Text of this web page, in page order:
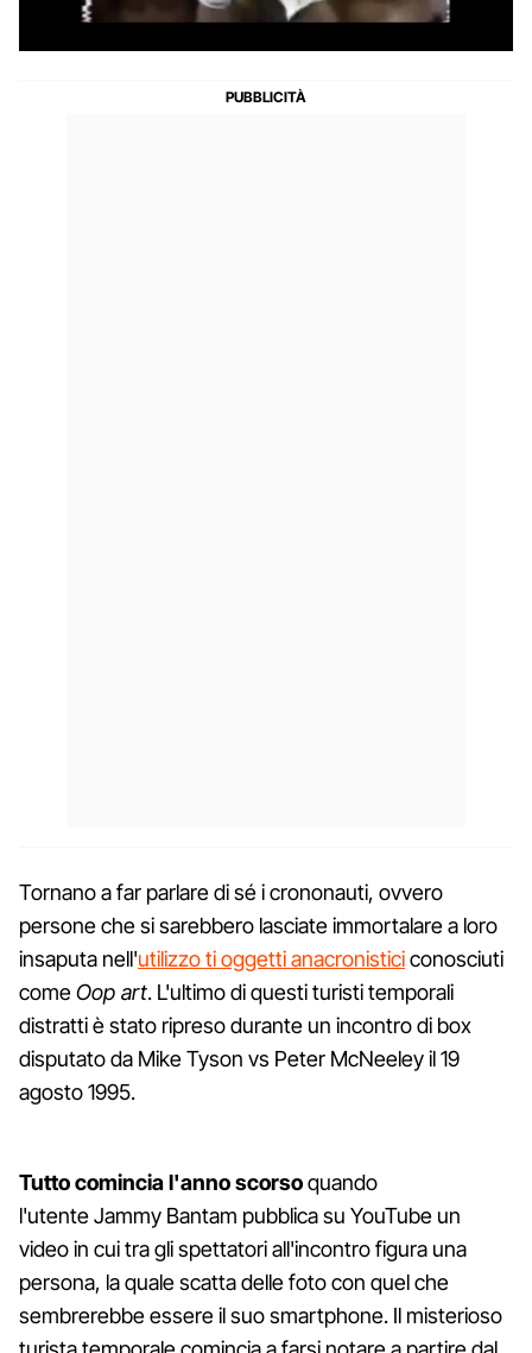
Tornano a far parlare di sé i crononauti, ovvero
persone che si sarebbero lasciate immortalare a loro
insaputa nell'utilizzo ti oggetti anacronisticiconosciuti
comeOop art. L'ultimo di questi turisti temporali
distratti è stato ripreso durante un incontro di box
disputato da Mike Tyson vs Peter McNeeley il 19
agosto 1995.
Tutto comincia l'anno scorsoquando
l'utente Jammy Bantam pubblica su YouTube un
video in cui tra gli spettatori all'incontro figura una
persona, la quale scatta delle foto con quel che
sembrerebbe essere il suo smartphone. Il misterioso